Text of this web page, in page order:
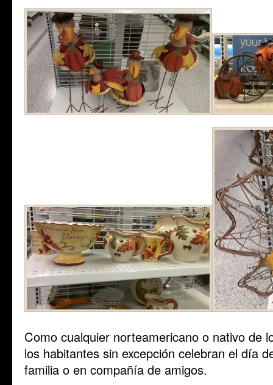
Como cualquier norteamericano o nativo de
los habitantes sin excepción celebran el día
familia o en compañía de amigos.